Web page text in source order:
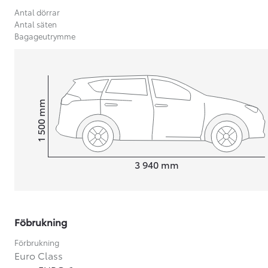
Från 599 900 kr
Nya Corolla Cross
Antal dörrar
Antal säten
Bagageutrymme
3 940 mm
Height1 500
mm
Föbrukning
Förbrukning
Euro Class